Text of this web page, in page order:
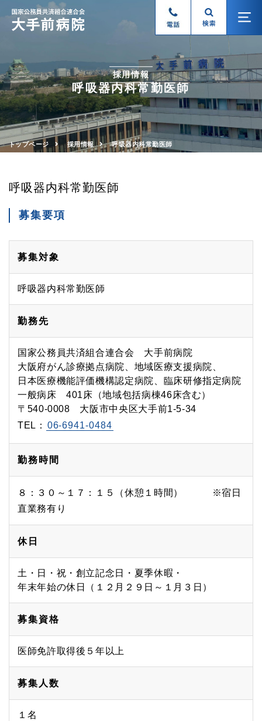
採用情報
呼吸器内科常勤医師
トップページ 採用情報 呼吸器内科常勤医師
呼吸器内科常勤医師
募集要項
募集対象
呼吸器内科常勤医師
勤務先
国家公務員共済組合連合会 大手前病院
大阪府がん診療拠点病院、地域医療支援病院、
日本医療機能評価機構認定病院、臨床研修指定病院
一般病床 401床（地域包括病棟46床含む）
〒540-0008 大阪市中央区大手前1-5-34
TEL： 06-6941-0484
勤務時間
８：３０～１７：１５（休憩１時間） ※宿日
直業務有り
休日
土・日・祝・創立記念日・夏季休暇・
年末年始の休日（１２月２９日～１月３日）
募集資格
医師免許取得後５年以上
募集人数
１名